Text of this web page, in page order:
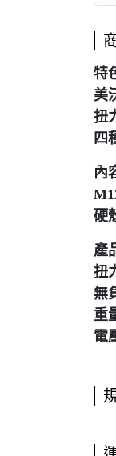
特
美
扭
四
內
硬
產
扭
無
重
電